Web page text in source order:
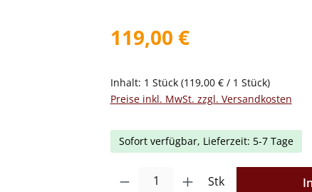
119,00 €
Inhalt: 1 Stück (119,00 € / 1 Stück)
Preise inkl. MwSt. zzgl. Versandkosten
Sofort verfügbar, Lieferzeit: 5-7 Tage
Produkt Anzahl: Gib den gewünschten
Stk